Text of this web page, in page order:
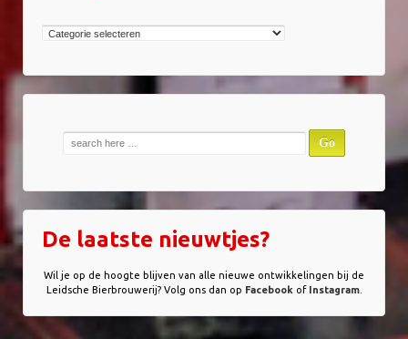
Zoek
naar:
De laatste nieuwtjes?
Wil je op de hoogte blijven van alle nieuwe ontwikkelingen bij de
Leidsche Bierbrouwerij? Volg ons dan op Facebookof Instagram.